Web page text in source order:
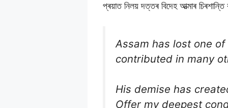
প্ৰয়াত নিলয় দত্তৰ বিদেহ আত্মাৰ
Assam has lost one
contributed in many
His demise has
Offer my deepest